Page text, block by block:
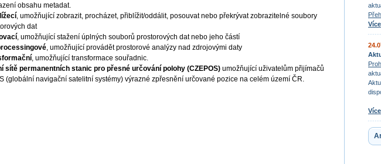
Více
Více
obsahu metadat.
, umožňující zobrazit, procházet, přiblížit/oddálit, posouvat nebo překrývat zobrazitelné soubory
dat
, umožňující stažení úplných souborů prostorových dat nebo jeho částí
, umožňující provádět prostorové analýzy nad zdrojovými daty
, umožňující transformace souřadnic.
sítě permanentních stanic pro přesné určování polohy (CZEPOS) umožňující uživatelům přijímačů
(globální navigační satelitní systémy) výrazné zpřesnění určované pozice na celém území ČR.